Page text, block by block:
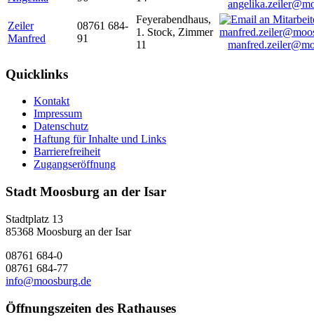
Zeiler
Manfred
08761 684-
91
Feyerabendhaus,
1. Stock, Zimmer
11
Quicklinks
Kontakt
Impressum
Datenschutz
Haftung für Inhalte und Links
Barrierefreiheit
Zugangseröffnung
Stadt Moosburg an der Isar
Stadtplatz 13
85368 Moosburg an der Isar
08761 684-0
08761 684-77
info@moosburg.de
Öffnungszeiten des Rathauses